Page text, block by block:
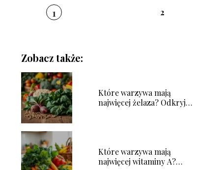
1 2
Zobacz także:
Które warzywa mają
najwięcej żelaza? Odkryj
Które warzywa mają
najwięcej witaminy A?